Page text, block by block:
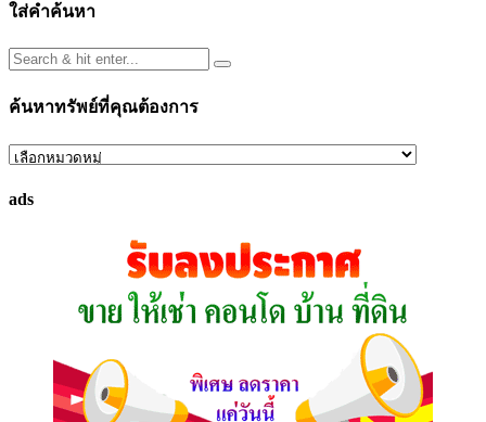
ใส่คำค้นหา
ค้นหาทรัพย์ที่คุณต้องการ
ค้นหา
ที่
ads